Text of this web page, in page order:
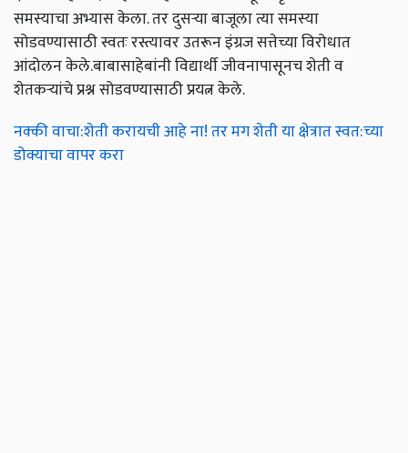
समस्याचा अभ्यास केला. तर दुसऱ्या बाजूला त्या समस्या
सोडवण्यासाठी स्वतः रस्त्यावर उतरून इंग्रज सत्तेच्या विरोधात
आंदोलन केले.बाबासाहेबांनी विद्यार्थी जीवनापासूनच शेती व
शेतकऱ्यांचे प्रश्न सोडवण्यासाठी प्रयत्न केले.
नक्की वाचा:शेती करायची आहे ना! तर मग शेती या क्षेत्रात स्वत:च्या
डोक्याचा वापर करा